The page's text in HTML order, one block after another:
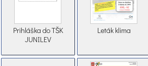
Prihláška do TŠK
JUNILEV
Leták klima